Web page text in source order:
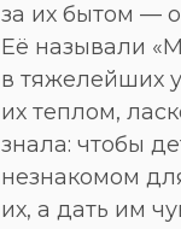
за их бытом —
Её называли
в тяжелейших
их теплом,
знала: чтобы
незнакомом
их, а дать им